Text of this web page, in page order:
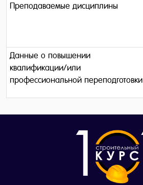
Преподаваемые дисциплины
Данные о повышении
квалификации/или
профессиональной переподготовки